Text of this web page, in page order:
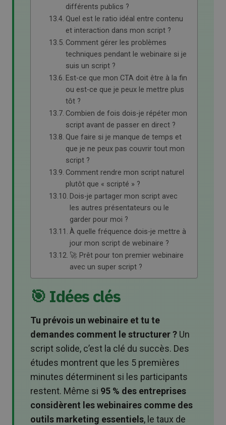
différents publics ?
Quel est le ratio idéal entre contenu
et interaction dans mon script ?
Comment gérer les problèmes
techniques pendant le webinaire si je
suis un script ?
Est-ce que mon CTA doit être à la fin
ou est-ce que je peux le mettre plus
tôt ?
Combien de fois dois-je répéter mon
script avant de passer en direct ?
Que faire si je manque de temps et
que je ne peux pas couvrir tout mon
script ?
Comment rendre mon script naturel
plutôt que « scripté » ?
Dois-je partager mon script avec
les autres présentateurs ou le
garder pour moi ?
À quelle fréquence dois-je mettre à
jour mon script de webinaire ?
🚀 Prêt pour ton premier webinaire
avec un super script ?
🎯 Idées clés
Tu prévois un webinaire et tu te
demandes comment le structurer ? Un
script solide, c’est la clé du succès. Des
études montrent que les 5 premières
minutes déterminent si les participants
restent. Même si 95 % des entreprises
considèrent les webinaires comme des
outils marketing essentiels, le taux de